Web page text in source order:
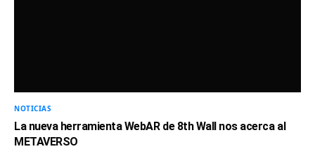
NOTICIAS
La nueva herramienta WebAR de 8th Wall nos acerca al
METAVERSO